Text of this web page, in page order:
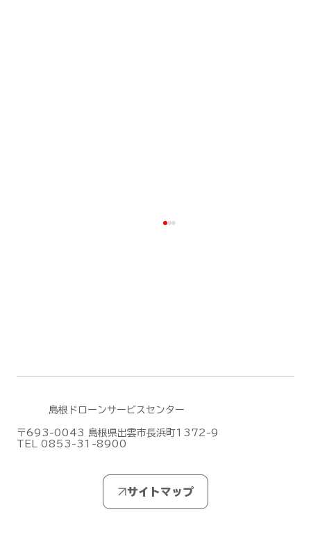
Mic Mini 2S」を発表しました！
島根ドローンサービスセンター
〒693-0043 島根県出雲市長浜町1372-9
TEL 0853-31-8900